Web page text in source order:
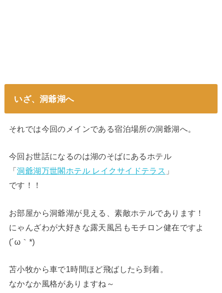
いざ、洞爺湖へ
それでは今回のメインである宿泊場所の洞爺湖へ。
今回お世話になるのは湖のそばにあるホテル
「洞爺湖万世閣ホテル レイクサイドテラス 」
です！！
お部屋から洞爺湖が見える、素敵ホテルであります！
にゃんざわが大好きな露天風呂もモチロン健在ですよ
(´ω｀*)
苫小牧から車で1時間ほど飛ばしたら到着。
なかなか風格がありますね～